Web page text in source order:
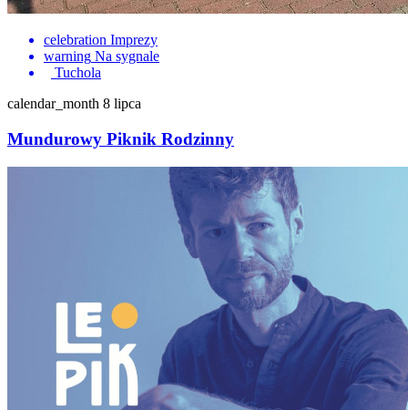
celebration Imprezy
warning Na sygnale
Tuchola
calendar_month 8 lipca
Mundurowy Piknik Rodzinny